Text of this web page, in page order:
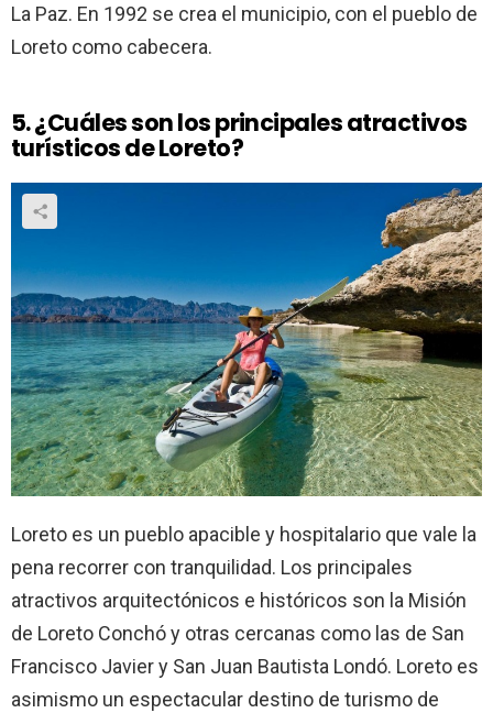
La Paz. En 1992 se crea el municipio, con el pueblo de
Loreto como cabecera.
5. ¿Cuáles son los principales atractivos
turísticos de Loreto?
Loreto es un pueblo apacible y hospitalario que vale la
pena recorrer con tranquilidad. Los principales
atractivos arquitectónicos e históricos son la Misión
de Loreto Conchó y otras cercanas como las de San
Francisco Javier y San Juan Bautista Londó. Loreto es
asimismo un espectacular destino de turismo de